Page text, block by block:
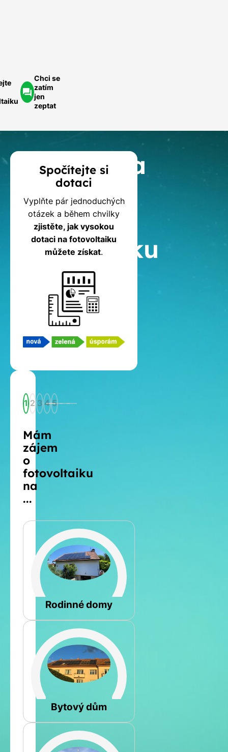
Chci se
zatím
jen
zeptat
Kalkulačka
dotací
na
fotovoltaiku
Spočítejte si
dotaci
Vyplňte pár jednoduchých
otázek a během chvilky
zjistěte, jak vysokou
dotaci na fotovoltaiku
můžete získat.
1 2 3 4 5
Mám
zájem
o
fotovoltaiku
na
...
Rodinné domy
Bytový dům
Šikmá
Jméno